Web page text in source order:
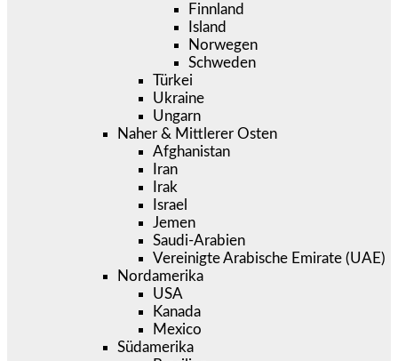
Finnland
Island
Norwegen
Schweden
Türkei
Ukraine
Ungarn
Naher & Mittlerer Osten
Afghanistan
Iran
Irak
Israel
Jemen
Saudi-Arabien
Vereinigte Arabische Emirate (UAE)
Nordamerika
USA
Kanada
Mexico
Südamerika